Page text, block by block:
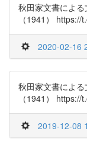
秋田家文書によ
（1941） https://
2020-02-16
秋田家文書によ
（1941） https://
2019-12-08